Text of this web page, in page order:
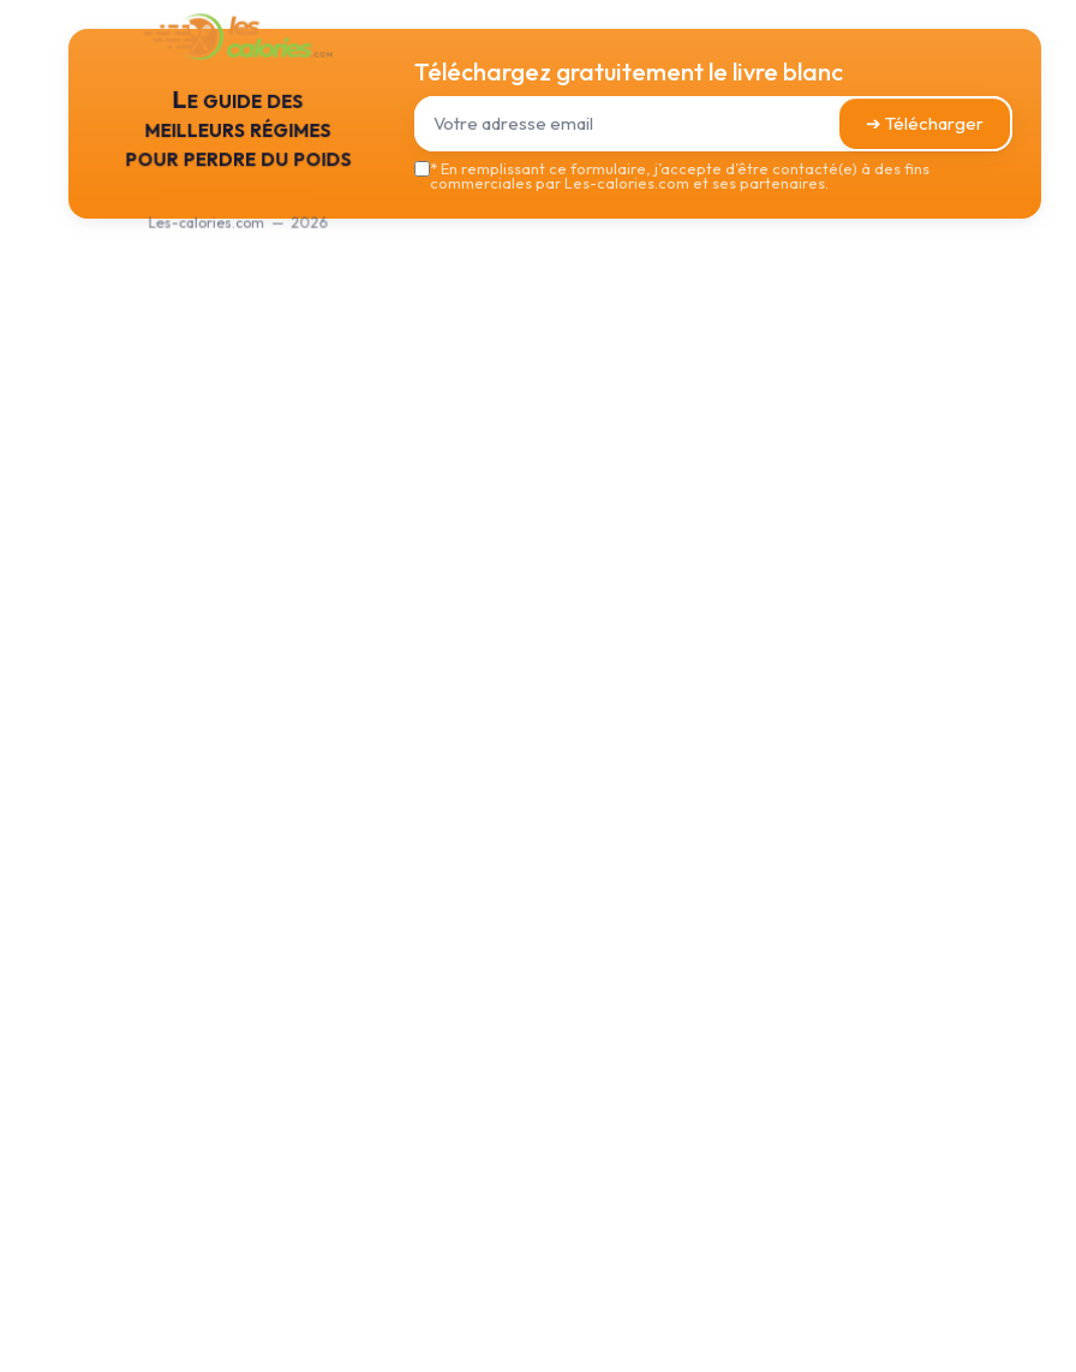
Le guide des
meilleurs régimes
pour perdre du poids
Les-calories.com — 2026
Téléchargez gratuitement le livre blanc
➔ Télécharger
*En remplissant ce formulaire, j’accepte d’être contacté(e) à des fins
commerciales par Les-calories.com et ses partenaires.